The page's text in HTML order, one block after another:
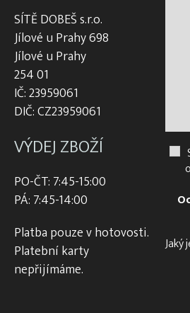
SÍTĚ DOBEŠ s.r.o.
Jílové u Prahy 698
Jílové u Prahy
254 01
IČ: 23959061
DIČ: CZ23959061
VÝDEJ ZBOŽÍ
PO-ČT: 7:45-15:00
PÁ: 7:45-14:00
Platba pouze v hotovosti.
Platební karty
nepřijímáme.
Jaký